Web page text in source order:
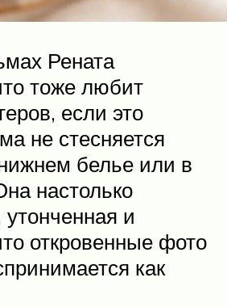
Рената
тоже любит
если это
не стесняется
белье или в
настолько
и
откровенные фото
как